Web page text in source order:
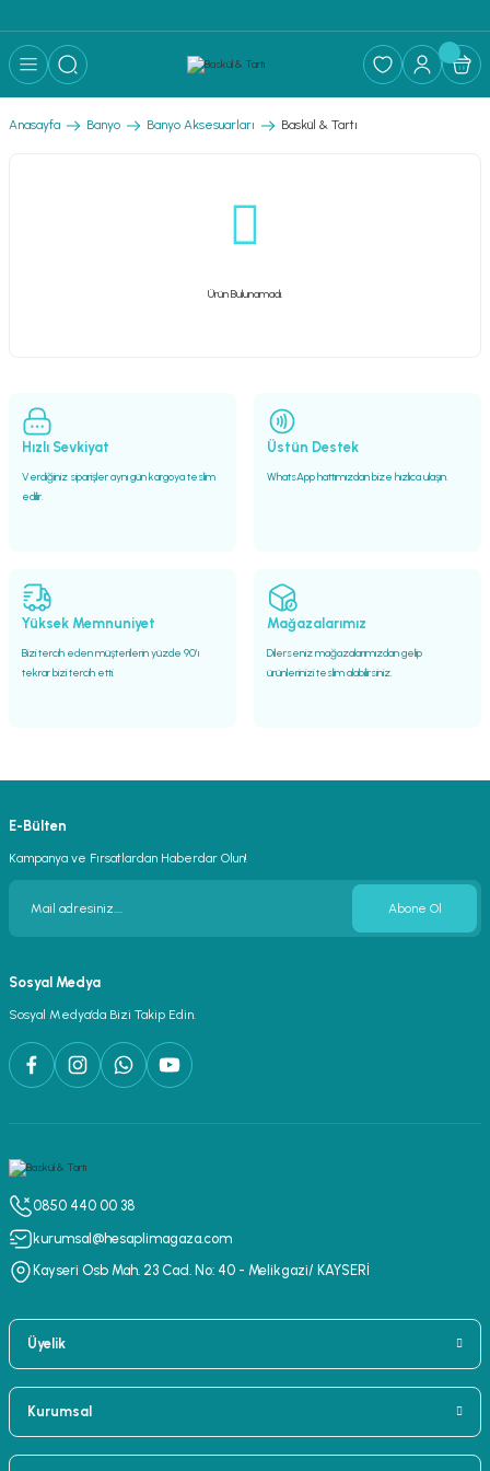
Anasayfa Banyo Banyo Aksesuarları Baskül & Tartı
Ürün Bulunamadı.
Hızlı Sevkiyat
Verdiğiniz siparişler aynı gün kargoya teslim
edilir.
Üstün Destek
WhatsApp hattımızdan bize hızlıca ulaşın.
Yüksek Memnuniyet
Bizi tercih eden müşterilerin yüzde 90’ı
tekrar bizi tercih etti.
Mağazalarımız
Dilerseniz mağazalarımızdan gelip
ürünlerinizi teslim alabilirsiniz.
E-Bülten
Kampanya ve Fırsatlardan Haberdar Olun!
Abone Ol
Sosyal Medya
Sosyal Medya’da Bizi Takip Edin.
0850 440 00 38
kurumsal@hesaplimagaza.com
Kayseri Osb Mah. 23 Cad. No: 40 - Melikgazi/ KAYSERİ
Üyelik
Kurumsal